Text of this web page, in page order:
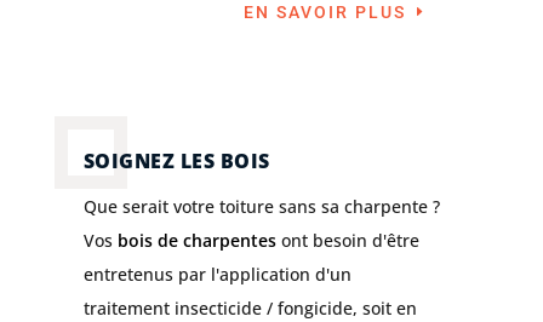
EN SAVOIR PLUS
SOIGNEZ LES BOIS
Que serait votre toiture sans sa charpente ?
Vos bois de charpentesont besoin d'être
entretenus par l'application d'un
traitement insecticide / fongicide, soit en